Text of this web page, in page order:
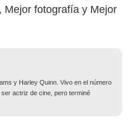
Mejor fotografía y Mejor
y Harley Quinn. Vivo en el número
actriz de cine, pero terminé